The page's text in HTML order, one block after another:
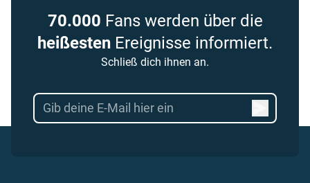
70.000 Fans werden über die
heißesten Ereignisse informiert.
Schließ dich ihnen an.